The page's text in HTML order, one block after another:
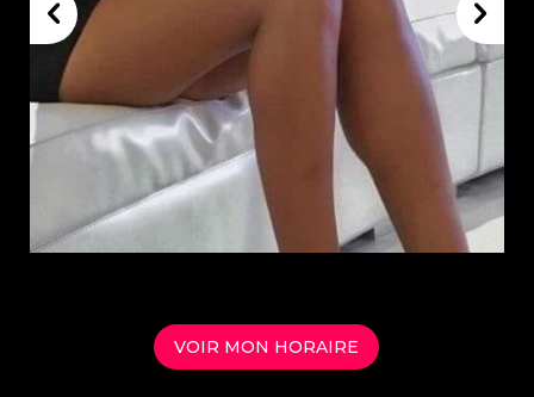
OUR HOSTESS
OUR RATES
CONTACT US
VOIR MON HORAIRE